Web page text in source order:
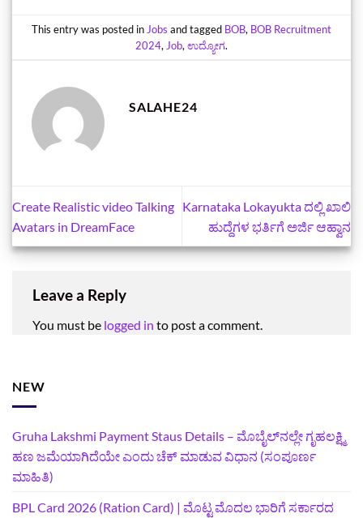
This entry was posted in Jobs and tagged BOB, BOB Recruitment
2024, Job, ಉದ್ಯೋಗ.
SALAHE24
Create Realistic video Talking
Avatars in DreamFace
Karnataka Lokayukta ದಲ್ಲಿ ಖಾಲಿ
ಹುದ್ದೆಗಳ ಭರ್ತಿಗೆ ಅರ್ಜಿ ಆಹ್ವಾನ
Leave a Reply
You must be logged in to post a comment.
NEW
Gruha Lakshmi Payment Staus Details – ಮೊಬೈಲ್‌ನಲ್ಲೇ ಗೃಹಲಕ್ಷ್ಮಿ
ಹಣ ಜಮೆಯಾಗಿದೆಯೇ ಎಂದು ಚೆಕ್ ಮಾಡುವ ವಿಧಾನ (ಸಂಪೂರ್ಣ
ಮಾಹಿತಿ)
BPL Card 2026 (Ration Card) | ಮೊಟ್ಟ ಮೊದಲ ಭಾರಿಗೆ ಸರ್ಕಾರದ